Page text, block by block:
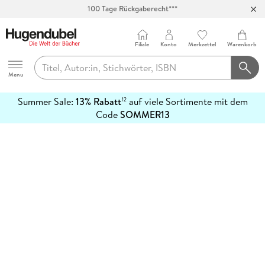
100 Tage Rückgaberecht***
Hugendubel
Menu
Filiale Konto Merkzettel Warenkorb
Summer Sale: 13% Rabatt12auf viele Sortimente mit dem
CodeSOMMER13
erfahren